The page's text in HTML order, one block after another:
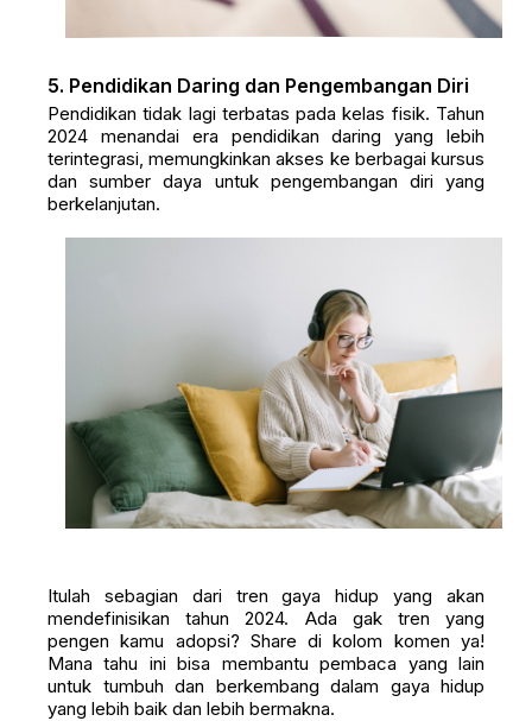
5. Pendidikan Daring dan Pengembangan Diri
Pendidikan tidak lagi terbatas pada kelas fisik. Tahun
2024 menandai era pendidikan daring yang lebih
terintegrasi, memungkinkan akses ke berbagai kursus
dan sumber daya untuk pengembangan diri yang
berkelanjutan.
Itulah sebagian dari tren gaya hidup yang akan
mendefinisikan tahun 2024. Ada gak tren yang
pengen kamu adopsi? Share di kolom komen ya!
Mana tahu ini bisa membantu pembaca yang lain
untuk tumbuh dan berkembang dalam gaya hidup
yang lebih baik dan lebih bermakna.